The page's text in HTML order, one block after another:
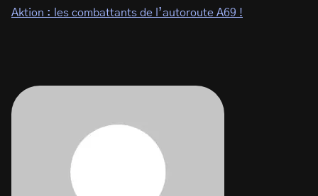
Aktion : les combattants de l’autoroute A69 !